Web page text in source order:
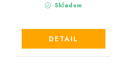
Skladom
DETAIL